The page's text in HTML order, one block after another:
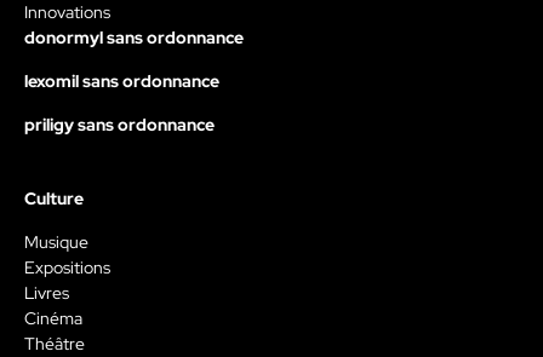
Innovations
donormyl sans ordonnance
lexomil sans ordonnance
priligy sans ordonnance
Culture
Musique
Expositions
Livres
Cinéma
Théâtre